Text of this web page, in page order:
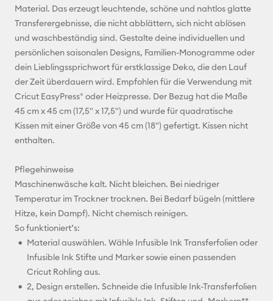
Material. Das erzeugt leuchtende, schöne und nahtlos glatte
Transferergebnisse, die nicht abblättern, sich nicht ablösen
und waschbeständig sind. Gestalte deine individuellen und
persönlichen saisonalen Designs, Familien-Monogramme oder
dein Lieblingssprichwort für erstklassige Deko, die den Lauf
der Zeit überdauern wird. Empfohlen für die Verwendung mit
Cricut EasyPress® oder Heizpresse. Der Bezug hat die Maße
45 cm x 45 cm (17,5" x 17,5") und wurde für quadratische
Kissen mit einer Größe von 45 cm (18") gefertigt. Kissen nicht
enthalten.
Pflegehinweise
Maschinenwäsche kalt. Nicht bleichen. Bei niedriger
Temperatur im Trockner trocknen. Bei Bedarf bügeln (mittlere
Hitze, kein Dampf). Nicht chemisch reinigen.
So funktioniert’s:
Material auswählen. Wähle Infusible Ink Transferfolien oder
Infusible Ink Stifte und Marker sowie einen passenden
Cricut Rohling aus.
2, Design erstellen. Schneide die Infusible Ink-Transferfolien